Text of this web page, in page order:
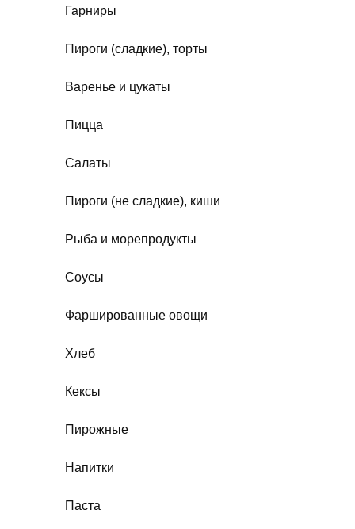
Гарниры
Пироги (сладкие), торты
Варенье и цукаты
Пицца
Салаты
Пироги (не сладкие), киши
Рыба и морепродукты
Соусы
Фаршированные овощи
Хлеб
Кексы
Пирожные
Напитки
Паста